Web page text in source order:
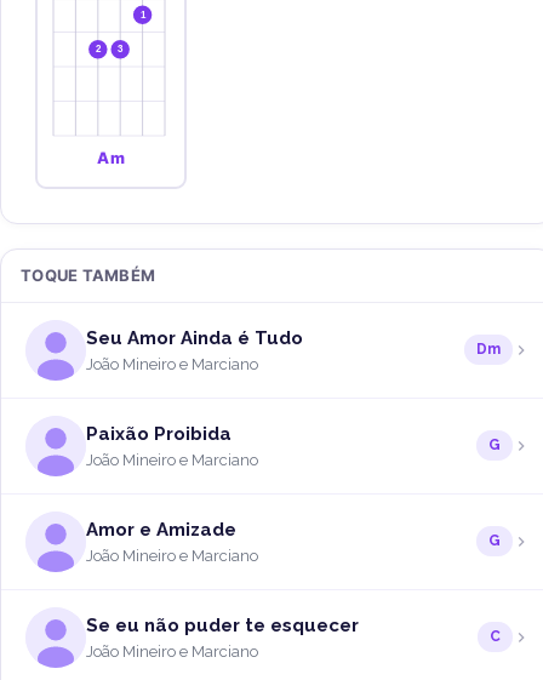
2 3
1
Am
TOQUE TAMBÉM
Seu Amor Ainda é Tudo
João Mineiro e Marciano
Dm
Paixão Proibida
João Mineiro e Marciano
G
Amor e Amizade
João Mineiro e Marciano
G
Se eu não puder te esquecer
João Mineiro e Marciano
C